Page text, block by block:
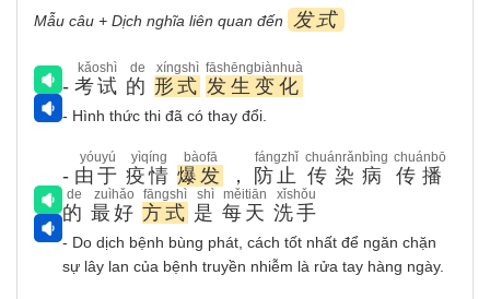
Mẫu câu + Dịch nghĩa liên quan đến 发式
- 考试
kǎoshì
的
de
形式
xíngshì
发生变化
fāshēngbiànhuà
- Hình thức thi đã có thay đổi.
- 由于
yóuyú
疫情
yìqíng
爆发
bàofā
， 防止
fángzhǐ
传染病
chuánrǎnbìng
传播
chuánbō
的
de
最好
zuìhǎo
方式
fāngshì
是
shì
每天
měitiān
洗手
xǐshǒu
- Do dịch bệnh bùng phát, cách tốt nhất để ngăn chặn
sự lây lan của bệnh truyền nhiễm là rửa tay hàng ngày.